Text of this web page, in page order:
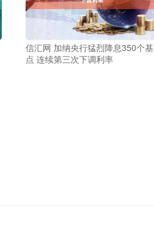
信汇网 加纳央行猛烈降息350个基
点 连续第三次下调利率